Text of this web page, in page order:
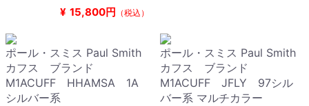
¥ 15,800円 （税込）
ポール・スミス Paul Smith
カフス ブランド
M1ACUFF HHAMSA 1A
シルバー系
ポール・スミス Paul Smith
カフス ブランド
M1ACUFF JFLY 97シル
バー系 マルチカラー